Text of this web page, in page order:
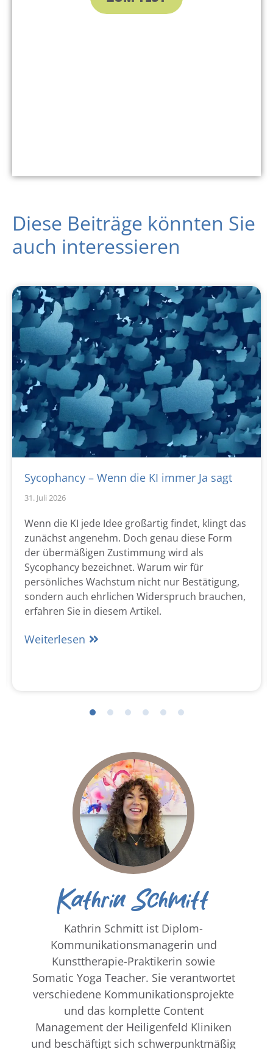
Diese Beiträge könnten Sie
auch interessieren
Sycophancy – Wenn die KI immer Ja sagt
31. Juli 2026
Wenn die KI jede Idee großartig findet, klingt das
zunächst angenehm. Doch genau diese Form
der übermäßigen Zustimmung wird als
Sycophancy bezeichnet. Warum wir für
persönliches Wachstum nicht nur Bestätigung,
sondern auch ehrlichen Widerspruch brauchen,
erfahren Sie in diesem Artikel.
Weiterlesen
Kathrin Schmitt
Kathrin Schmitt ist Diplom-
Kommunikationsmanagerin und
Kunsttherapie-Praktikerin sowie
Somatic Yoga Teacher. Sie verantwortet
verschiedene Kommunikationsprojekte
und das komplette Content
Management der Heiligenfeld Kliniken
und beschäftigt sich schwerpunktmäßig